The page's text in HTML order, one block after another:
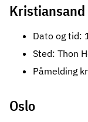
Kristiansand
Dato og tid:
Sted: Thon
Påmelding
Oslo